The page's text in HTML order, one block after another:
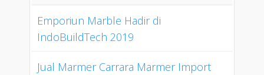
Emporiun Marble Hadir di
IndoBuildTech 2019
Jual Marmer Carrara Marmer Import